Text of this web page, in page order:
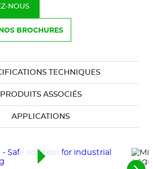
NOUS
BROCHURES
TECHNIQUES
PRODUITS ASSOCIÉS
APPLICATIONS